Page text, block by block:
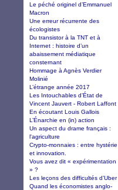
Le péché originel d’Emmanuel
Macron
Une erreur récurrente des
écologistes
Du transistor à la TNT et à
Internet : histoire d’un
abaissement médiatique
consternant
Hommage à Agnès Verdier
Molinié
L’étrange année 2017
Les Intouchables d’État de
Vincent Jauvert - Robert Laffont
En écoutant Louis Gallois
L’Énarchie en (in) action
Un aspect du drame français :
l'agriculture
Crypto-monnaies : entre hystérie
et innovation.
Vous avez dit « expérimentation
» ?
Les leçons des difficultés d’Uber
Quand les économistes anglo-